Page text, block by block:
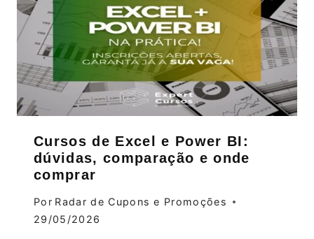
Cursos de Excel e Power BI:
dúvidas, comparação e onde
comprar
Por Radar de Cupons e Promoções
29/05/2026